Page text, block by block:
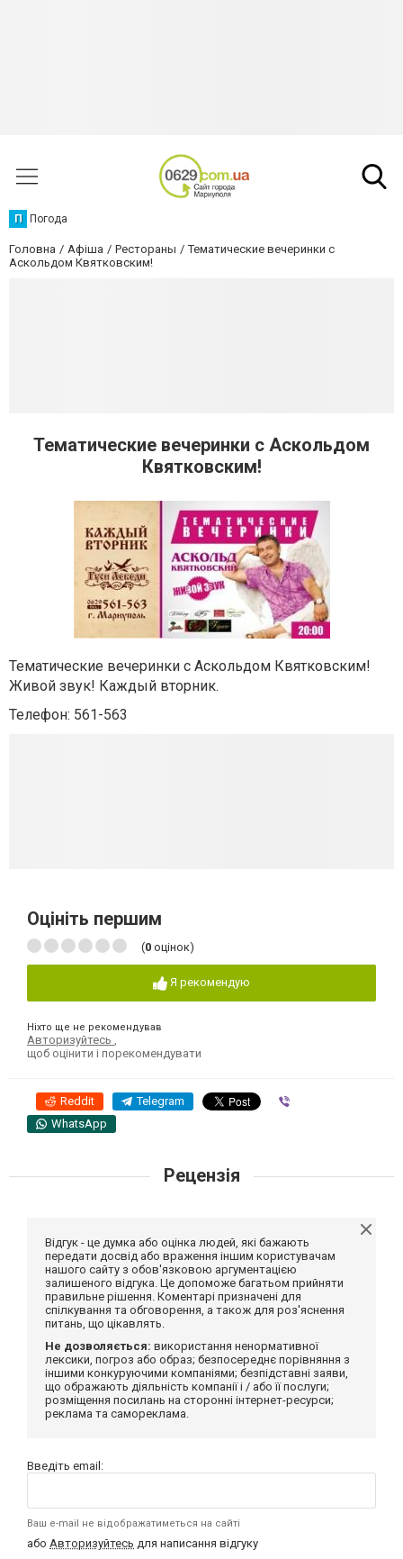
П Погода
Головна Афіша Рестораны
Тематические вечеринки с
Аскольдом Квятковским!
Тематические вечеринки с Аскольдом
Квятковским!
Тематические вечеринки с Аскольдом Квятковским!
Живой звук! Каждый вторник.
Телефон: 561-563
Оцініть першим
(0 оцінок)
Я рекомендую
Ніхто ще не рекомендував
Авторизуйтесь
щоб оцінити і порекомендувати
Reddit Telegram
WhatsApp
Рецензія
Відгук - це думка або оцінка людей, які бажають
передати досвід або враження іншим користувачам
нашого сайту з обов'язковою аргументацією
залишеного відгука. Це допоможе багатьом прийняти
правильне рішення. Коментарі призначені для
спілкування та обговорення, а також для роз'яснення
питань, що цікавлять.
Не дозволяється: використання ненормативної
лексики, погроз або образ; безпосереднє порівняння з
іншими конкуруючими компаніями; безпідставні заяви,
що ображають діяльність компанії і / або її послуги;
розміщення посилань на сторонні інтернет-ресурси;
реклама та самореклама.
Введіть email:
Ваш e-mail не відображатиметься на сайті
або Авторизуйтесь для написання відгуку